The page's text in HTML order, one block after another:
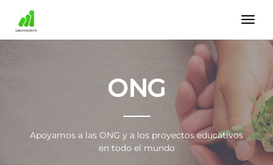
ONG
Apoyamos a las ONG y a los proyectos educativos
en todo el mundo